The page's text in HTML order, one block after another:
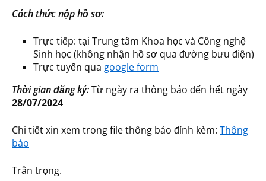
Cách thức nộp hồ sơ:
Trực tiếp: tại Trung tâm Khoa học và Công nghệ
Sinh học (không nhận hồ sơ qua đường bưu điện)
Trực tuyến qua google form
Thời gian đăng ký:Từ ngày ra thông báo đến hết ngày
28/07/2024
Chi tiết xin xem trong file thông báo đính kèm: Thông
báo
Trân trọng.